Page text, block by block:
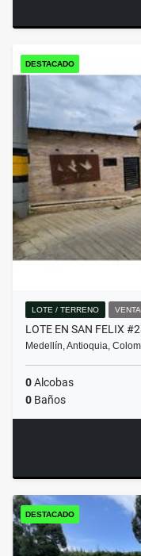
DESTACADO
LOTE / TERRENO VENTA
LOTE EN SAN FELIX
Medellín, Antioquia,
0Alcobas
0 Baños
DESTACADO